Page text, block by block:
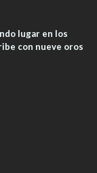
lugar en los
con nueve oros